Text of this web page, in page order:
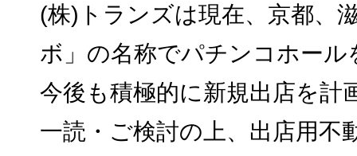
(株)トランズは現在、京都、
ボ」の名称でパチンコホー
今後も積極的に新規出店を計
一読・ご検討の上、出店用不